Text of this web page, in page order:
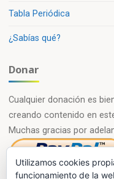
Tabla Periódica
¿Sabías qué?
Donar
Cualquier donación es
creando contenido en
Muchas gracias por
Utilizamos cookies
funcionamiento de la